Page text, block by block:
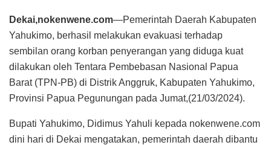
Dekai,nokenwene.com—Pemerintah Daerah Kabupaten
Yahukimo, berhasil melakukan evakuasi terhadap
sembilan orang korban penyerangan yang diduga kuat
dilakukan oleh Tentara Pembebasan Nasional Papua
Barat (TPN-PB) di Distrik Anggruk, Kabupaten Yahukimo,
Provinsi Papua Pegunungan pada Jumat,(21/03/2024).
Bupati Yahukimo, Didimus Yahuli kepada nokenwene.com
dini hari di Dekai mengatakan, pemerintah daerah dibantu